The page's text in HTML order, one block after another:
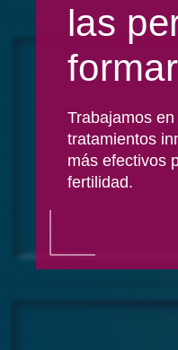
las
Trabajamos
tratamientos
más efectivos
fertilidad.